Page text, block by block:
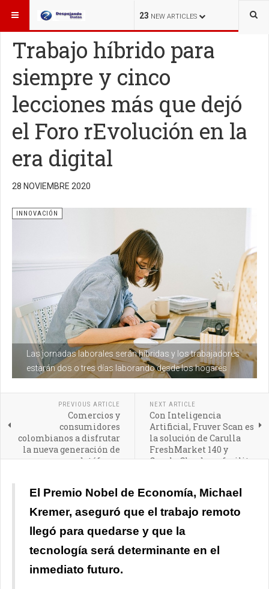
23 NEW ARTICLES
ESTÁ AQUÍ: INNOVACIÓN
Trabajo híbrido para
siempre y cinco
lecciones más que dejó
el Foro rEvolución en la
era digital
28 NOVIEMBRE 2020
Las jornadas laborales serán híbridas y los trabajadores
estarán dos o tres días laborando desde los hogares
INNOVACIÓN
PREVIOUS ARTICLE
Comercios y
consumidores
colombianos a disfrutar
la nueva generación de
datáfonos
NEXT ARTICLE
Con Inteligencia
Artificial, Fruver Scan es
la solución de Carulla
FreshMarket 140 y
Google Cloud que facilita
El Premio Nobel de Economía, Michael
Kremer, aseguró que el trabajo remoto
llegó para quedarse y que la
tecnología será determinante en el
inmediato futuro.